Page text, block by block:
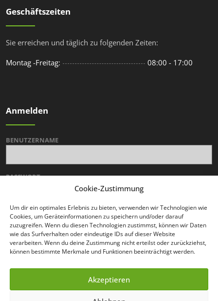
Cookie-Zustimmung
Um dir ein optimales Erlebnis zu bieten, verwenden wir Technologien wie
Cookies, um Geräteinformationen zu speichern und/oder darauf
zuzugreifen. Wenn du diesen Technologien zustimmst, können wir Daten
wie das Surfverhalten oder eindeutige IDs auf dieser Website
verarbeiten. Wenn du deine Zustimmung nicht erteilst oder zurückziehst,
können bestimmte Merkmale und Funktionen beeinträchtigt werden.
Akzeptieren
Geschäftszeiten
Sie erreichen und täglich zu folgenden Zeiten:
Montag -Freitag: 08:00 - 17:00
Anmelden
BENUTZERNAME
PASSWORT